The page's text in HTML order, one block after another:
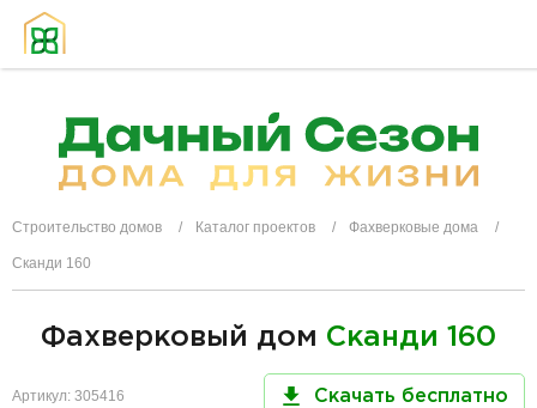
Строительство домов Каталог проектов Фахверковые дома
Сканди 160
Фахверковый дом Сканди 160
Артикул: 305416 Скачать бесплатно